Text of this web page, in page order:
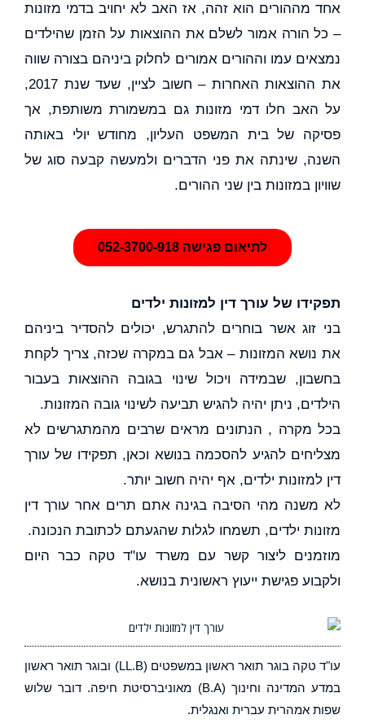
עו"ד טקה בוגר תואר ראשון במשפטים (LL.B) ובוגר תואר ראשון
במדע המדינה וחינוך (B.A) מאוניברסיטת חיפה. דובר שלוש
שפות אמהרית עברית ואנגלית.
אחד מההורים הוא זהה, אז האב לא יחויב בדמי מזונות
– כל הורה אמור לשלם את ההוצאות על הזמן שהילדים
נמצאים עמו וההורים אמורים לחלוק ביניהם בצורה שווה
את ההוצאות האחרות – חשוב לציין, שעד שנת 2017,
על האב חלו דמי מזונות גם במשמורת משותפת, אך
פסיקה של בית המשפט העליון, מחודש יולי באותה
השנה, שינתה את פני הדברים ולמעשה קבעה סוג של
שוויון במזונות בין שני ההורים.
לתיאום פגישה 052-3700-918
תפקידו של עורך דין למזונות ילדים
בני זוג אשר בוחרים להתגרש, יכולים להסדיר ביניהם
את נושא המזונות – אבל גם במקרה שכזה, צריך לקחת
בחשבון, שבמידה ויכול שינוי בגובה ההוצאות בעבור
הילדים, ניתן יהיה להגיש תביעה לשינוי גובה המזונות.
בכל מקרה , הנתונים מראים שרבים מהמתגרשים לא
מצליחים להגיע להסכמה בנושא וכאן, תפקידו של עורך
דין למזונות ילדים, אף יהיה חשוב יותר.
לא משנה מהי הסיבה בגינה אתם תרים אחר עורך דין
מזונות ילדים, תשמחו לגלות שהגעתם לכתובת הנכונה.
מוזמנים ליצור קשר עם משרד עו"ד טקה כבר היום
ולקבוע פגישת ייעוץ ראשונית בנושא.